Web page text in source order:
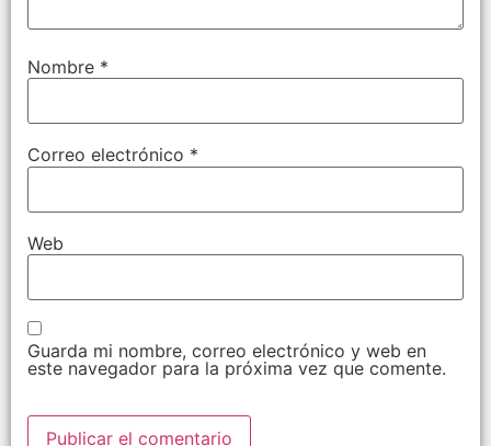
Nombre *
Correo electrónico *
Web
Guarda mi nombre, correo electrónico y web en
este navegador para la próxima vez que comente.